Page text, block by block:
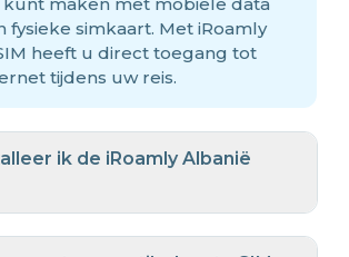
fysieke simkaart. Met iRoamly
heeft u direct toegang tot
tijdens uw reis.
ik de iRoamly Albanië